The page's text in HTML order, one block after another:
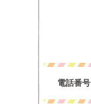
電話番号